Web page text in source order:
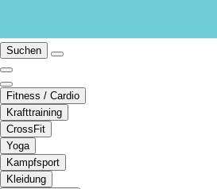
Suchen
Fitness / Cardio
Krafttraining
CrossFit
Yoga
Kampfsport
Kleidung